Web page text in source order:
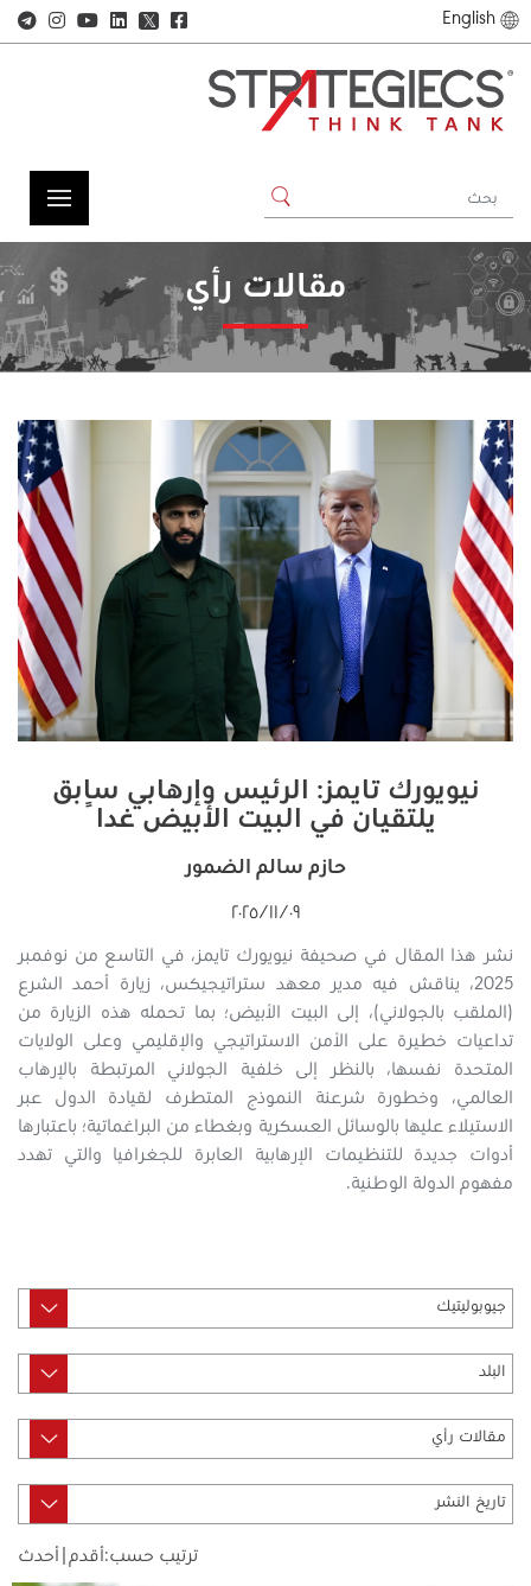
English
𝕏
مقالات رأي
نيويورك تايمز: الرئيس وإرهابي سابق
يلتقيان في البيت الأبيض غداً
حازم سالم الضمور
٠٩‏/١١‏/٢٠٢٥
نشر هذا المقال في صحيفة نيويورك تايمز، في التاسع من نوفمبر
2025، يناقش فيه مدير معهد ستراتيجيكس، زيارة أحمد الشرع
(الملقب بالجولاني)، إلى البيت الأبيض؛ بما تحمله هذه الزيارة من
تداعيات خطيرة على الأمن الاستراتيجي والإقليمي وعلى الولايات
المتحدة نفسها، بالنظر إلى خلفية الجولاني المرتبطة بالإرهاب
العالمي، وخطورة شرعنة النموذج المتطرف لقيادة الدول عبر
الاستيلاء عليها بالوسائل العسكرية وبغطاء من البراغماتية؛ باعتبارها
أدوات جديدة للتنظيمات الإرهابية العابرة للجغرافيا والتي تهدد
مفهوم الدولة الوطنية.
ترتيب حسب: أقدم أحدث